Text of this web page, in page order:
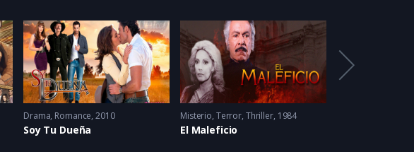
Drama, Romance 2010
Soy Tu Dueña
Misterio, Terror, Thriller 1984
El Maleficio